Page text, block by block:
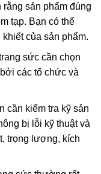
rằng sản phẩm đúng
tạp. Bạn có thể
của sản phẩm.
sức cần chọn
các tổ chức và
cần kiểm tra kỹ sản
bị lỗi kỹ thuật và
trọng lượng, kích